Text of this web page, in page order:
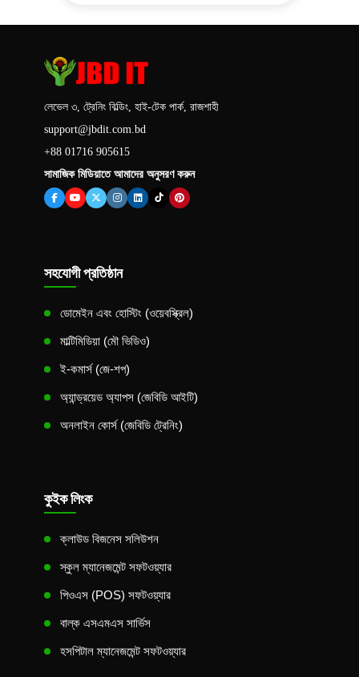
লেভেল ৩, ট্রেনিং বিল্ডিং, হাই-টেক পার্ক, রাজশাহী
support@jbdit.com.bd
+88 01716 905615
সামাজিক মিডিয়াতে আমাদের অনুসরণ করুন
সহযোগী প্রতিষ্ঠান
ডোমেইন এবং হোস্টিং (ওয়েবস্ক্রিল)
মাল্টিমিডিয়া (মৌ ভিডিও)
ই-কমার্স (জে-শপ)
অ্যান্ড্রয়েড অ্যাপস (জেবিডি আইটি)
অনলাইন কোর্স (জেবিডি ট্রেনিং)
কুইক লিংক
ক্লাউড বিজনেস সলিউশন
স্কুল ম্যানেজমেন্ট সফটওয়্যার
পিওএস (POS) সফটওয়্যার
বাল্ক এসএমএস সার্ভিস
হসপিটাল ম্যানেজমেন্ট সফটওয়্যার